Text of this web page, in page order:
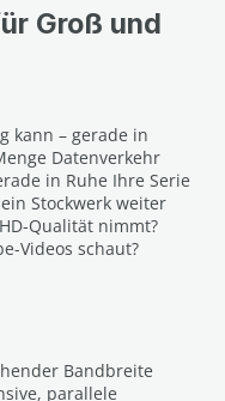
Groß und
kann – gerade in
Datenverkehr
in Ruhe Ihre Serie
Stockwerk weiter
Qualität nimmt?
Videos schaut?
Bandbreite
parallele